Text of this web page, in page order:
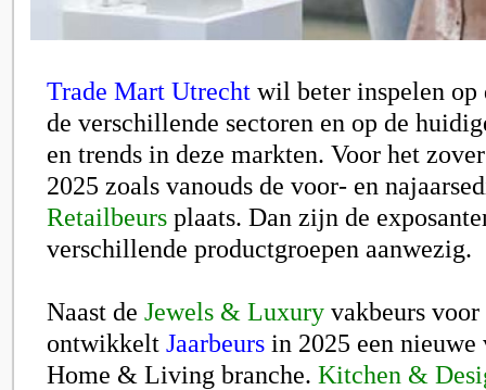
Trade Mart Utrecht wil beter inspelen op
de verschillende sectoren en op de
en trends in deze markten. Voor het
2025 zoals vanouds de voor- en
Retailbeurs plaats. Dan zijn de
verschillende productgroepen aanwezig.
Naast de Jewels & Luxury vakbeurs voor
ontwikkelt Jaarbeurs in 2025 een nieuwe
Home & Living branche. Kitchen &